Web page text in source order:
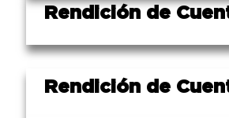
Rendición de
Rendición de